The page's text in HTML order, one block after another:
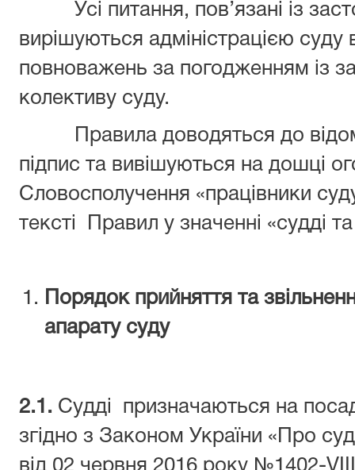
Усі питання, пов’язані із
вирішуються адміністрацією
повноважень за погодженням із
колективу суду.
Правила доводяться до відома
підпис та вивішуються на дошці
Словосполучення «працівники
тексті Правил у значенні «судді
Порядок прийняття та
апарату суду
2.1. Судді призначаються на
згідно з Законом України «Про
від 02 червня 2016 року №1402-